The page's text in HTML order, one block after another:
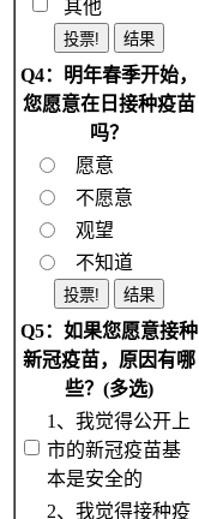
其他
Q4：明年春季开始，
您愿意在日接种疫苗
吗？
愿意
不愿意
观望
不知道
Q5：如果您愿意接种
新冠疫苗，原因有哪
些？(多选)
1、我觉得公开上
市的新冠疫苗基
本是安全的
2、我觉得接种疫